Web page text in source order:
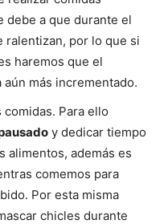
debe a que durante el
ralentizan, por lo que si
haremos que el
más incrementado.
Para ello
y dedicar tiempo
alimentos, además es
comemos para
Por esta misma
chicles durante